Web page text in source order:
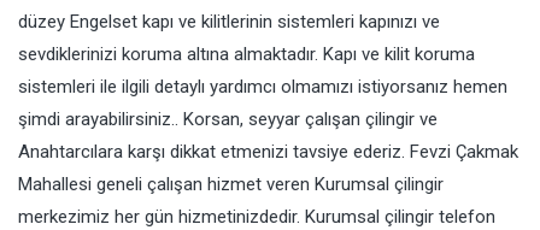
düzey Engelset kapı ve kilitlerinin sistemleri kapınızı ve
sevdiklerinizi koruma altına almaktadır. Kapı ve kilit koruma
sistemleri ile ilgili detaylı yardımcı olmamızı istiyorsanız hemen
şimdi arayabilirsiniz.. Korsan, seyyar çalışan çilingir ve
Anahtarcılara karşı dikkat etmenizi tavsiye ederiz. Fevzi Çakmak
Mahallesi geneli çalışan hizmet veren Kurumsal çilingir
merkezimiz her gün hizmetinizdedir. Kurumsal çilingir telefon